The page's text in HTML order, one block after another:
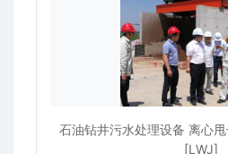
石油钻井污水处理设备 离心
[LWJ]